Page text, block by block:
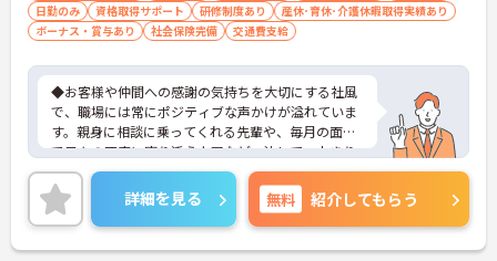
日勤のみ
資格取得サポート 研修制度あり
産休･育休･介護休暇取得実績あり
ボーナス・賞与あり
社会保険完備 交通費支給
◆お客様や仲間への感謝の気持ちを大切にする社風
で、職場には常にポジティブな声かけが溢れていま
す。親身に相談に乗ってくれる先輩や、毎月の面談
で日々の不安に寄り添う上司など、決して一人きり
にさせないフォロー体制が万全。心理的安全性が高
く、中途入社でも自然と馴染める職場です。
◆無資格からでもプロフェッショナルを目指せる
「資格取得支援制度」を完備しています。初任者研
修から国家資格である介護福祉士まで、現場での実
詳細を見る 無料 紹介してもらう